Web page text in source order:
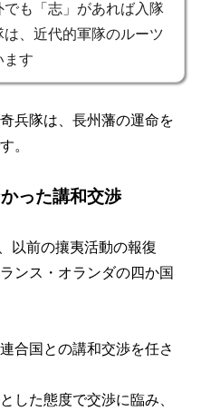
でも「志」があれば入隊
は、近代的軍隊のルーツ
ます
兵隊は、長州藩の運命を
。
った講和交渉
以前の攘夷活動の報復
ンス・オランダの四か国
合国との講和交渉を任さ
した態度で交渉に臨み、